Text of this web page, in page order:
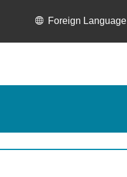
Foreign Language